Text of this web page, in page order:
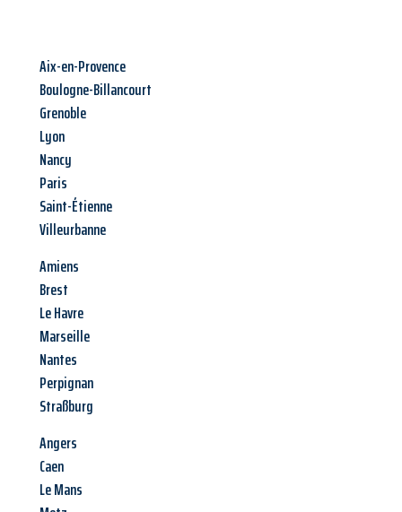
Aix-en-Provence
Boulogne-Billancourt
Grenoble
Lyon
Nancy
Paris
Saint-Étienne
Villeurbanne
Amiens
Brest
Le Havre
Marseille
Nantes
Perpignan
Straßburg
Angers
Caen
Le Mans